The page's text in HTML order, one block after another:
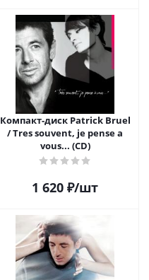
Компакт-диск Patrick Bruel
/ Tres souvent, je pense a
vous... (CD)
1 620 ₽/шт